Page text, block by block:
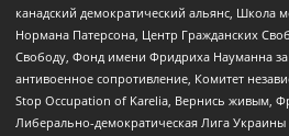
канадский демократический альянс,
Нормана Патерсона, Центр Гражданских
Свободу, Фонд имени Фридриха Науманна
антивоенное сопротивление, Комитет
Stop Occupation of Karelia, Вернись живым,
Либерально-демократическая Лига Украины